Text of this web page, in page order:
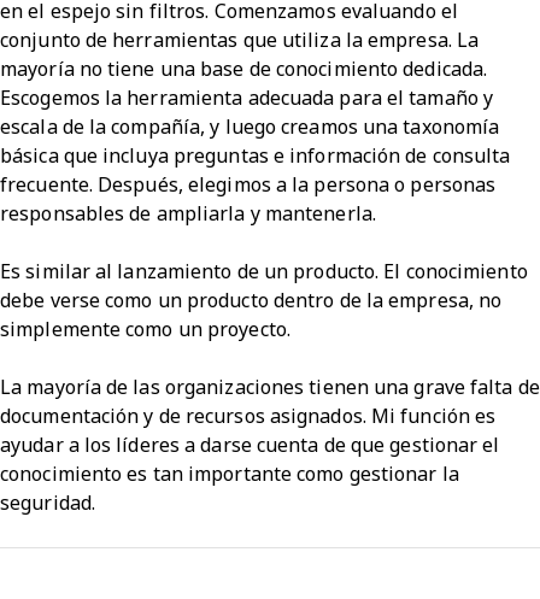
en el espejo sin filtros. Comenzamos evaluando el
conjunto de herramientas que utiliza la empresa. La
mayoría no tiene una base de conocimiento dedicada.
Escogemos la herramienta adecuada para el tamaño y
escala de la compañía, y luego creamos una taxonomía
básica que incluya preguntas e información de consulta
frecuente. Después, elegimos a la persona o personas
responsables de ampliarla y mantenerla.
Es similar al lanzamiento de un producto. El conocimiento
debe verse como un producto dentro de la empresa, no
simplemente como un proyecto.
La mayoría de las organizaciones tienen una grave falta de
documentación y de recursos asignados. Mi función es
ayudar a los líderes a darse cuenta de que gestionar el
conocimiento es tan importante como gestionar la
seguridad.